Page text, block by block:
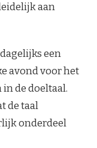
aan
een
avond voor het
de doeltaal.
de taal
onderdeel